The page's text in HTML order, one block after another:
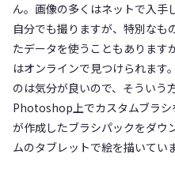
ん。画像の多くはネットで入手
自分でも撮りますが、特別なも
たデータを使うこともあります
はオンラインで見つけられます
のは気分が良いので、そういう
Photoshop上でカスタムブラシ
が作成したブラシパックをダウ
ムのタブレットで絵を描いていま